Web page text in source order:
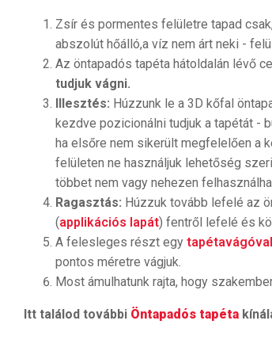
Zsír és pormentes felületre tapad
abszolút hőálló,a víz nem árt neki -
Az öntapadós tapéta hátoldalán lévő
tudjuk vágni.
Illesztés: Húzzunk le a 3D kőfal
kezdve pozicionálni tudjuk a tapétát -
ha elsőre nem sikerült megfelelően
felületen ne használjuk lehetőség
többet nem vagy nehezen
Ragasztás: Húzzuk tovább lefelé az
(applikációs lapát) fentről lefelé és
A felesleges részt egy tapétavágóval
pontos méretre vágjuk.
Most ámulhatunk rajta, hogy
Itt találod további Öntapadós tapéta